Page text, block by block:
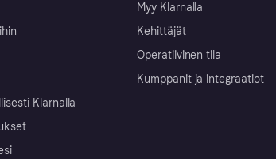
Klarnalla
Myy Klarnalla
Kehittäjät
Operatiivinen tila
Kumppanit ja integraatiot